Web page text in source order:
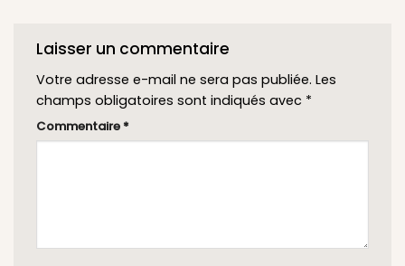
Laisser un commentaire
Votre adresse e-mail ne sera pas publiée. Les
champs obligatoires sont indiqués avec *
Commentaire *